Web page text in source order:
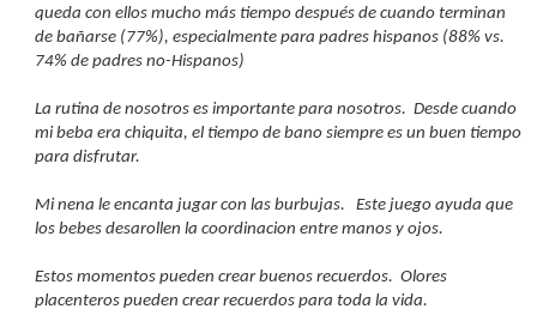
queda con ellos mucho más tiempo después de cuando terminan
de bañarse (77%), especialmente para padres hispanos (88% vs.
74% de padres no-Hispanos)
La rutina de nosotros es importante para nosotros.  Desde cuando
mi beba era chiquita, el tiempo de bano siempre es un buen tiempo
para disfrutar.
Mi nena le encanta jugar con las burbujas.   Este juego ayuda que
los bebes desarollen la coordinacion entre manos y ojos.
Estos momentos pueden crear buenos recuerdos.  Olores
placenteros pueden crear recuerdos para toda la vida.